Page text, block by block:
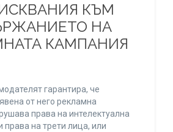
КЪМ
НА
КАМПАНИЯ
гарантира, че
от него рекламна
права на интелектуална
права на трети лица, или